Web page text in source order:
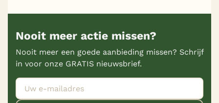
Nooit meer actie missen?
Nooit meer een goede aanbieding missen? Schrijf
in voor onze GRATIS nieuwsbrief.